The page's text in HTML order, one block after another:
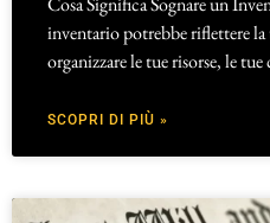
inventario potrebbe riflettere la
organizzare le tue risorse, le
SCOPRI DI PIÙ »